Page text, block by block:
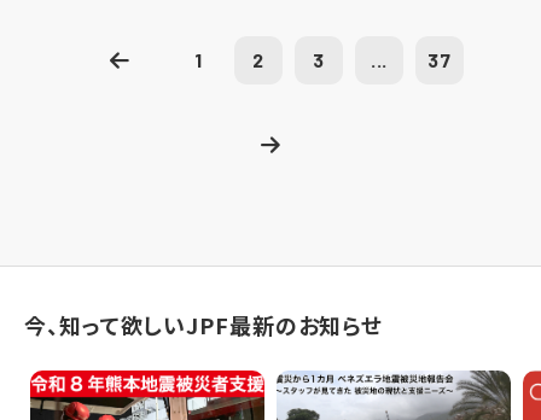
1 2 3 ... 37
今、知って欲しいJPF最新のお知らせ